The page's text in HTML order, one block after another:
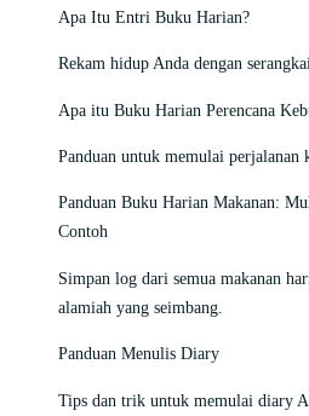
Apa Itu Entri Buku Harian?
Rekam hidup Anda dengan
Apa itu Buku Harian Perencana
Panduan untuk memulai perjalanan
Panduan Buku Harian Makanan:
Contoh
Simpan log dari semua makanan
alamiah yang seimbang.
Panduan Menulis Diary
Tips dan trik untuk memulai diary